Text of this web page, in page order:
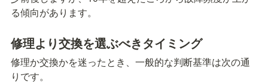
る傾向があります。
修理より交換を選ぶべきタイミング
修理か交換かを迷ったとき、一般的な判断基準は次の通
りです。